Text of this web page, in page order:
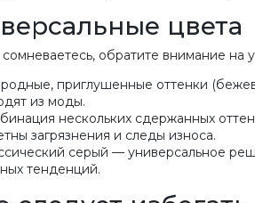
цвета
сомневаетесь, обратите внимание
приглушенные оттенки
из моды.
нескольких сдержанных
загрязнения и следы износа.
серый — универсальное
тенденций.